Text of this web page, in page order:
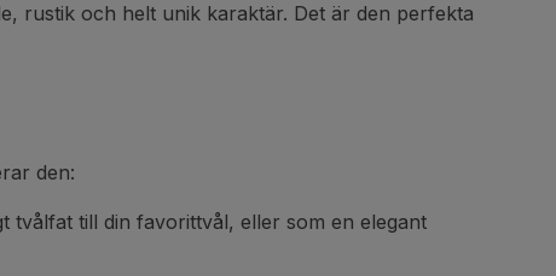
rustik och helt unik karaktär. Det är den perfekta
den:
tvålfat till din favorittvål, eller som en elegant